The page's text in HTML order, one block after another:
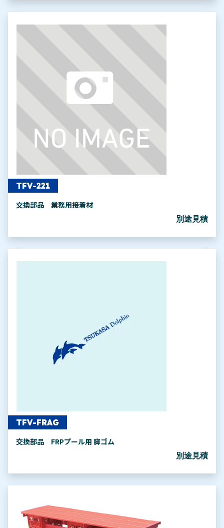
TFV-221
交換部品 業務用接着材
別途見積
TFV-FRAG
交換部品 FRPプール用 脚ゴム
別途見積